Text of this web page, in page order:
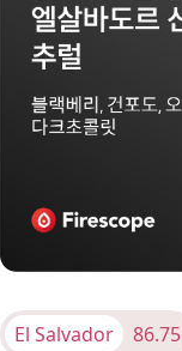
El Salvador 86.75